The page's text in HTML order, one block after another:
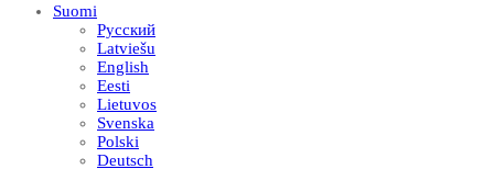
Suomi
Русский
Latviešu
English
Eesti
Lietuvos
Svenska
Polski
Deutsch